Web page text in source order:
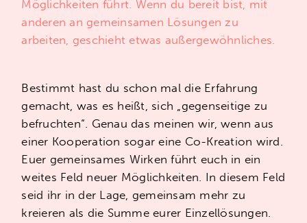
Möglichkeiten führt. Wenn du bereit bist, mit
anderen an gemeinsamen Lösungen zu
arbeiten, geschieht etwas außergewöhnliches.
Bestimmt hast du schon mal die Erfahrung
gemacht, was es heißt, sich „gegenseitige zu
befruchten“. Genau das meinen wir, wenn aus
einer Kooperation sogar eine Co-Kreation wird.
Euer gemeinsames Wirken führt euch in ein
weites Feld neuer Möglichkeiten. In diesem Feld
seid ihr in der Lage, gemeinsam mehr zu
kreieren als die Summe eurer Einzellösungen.